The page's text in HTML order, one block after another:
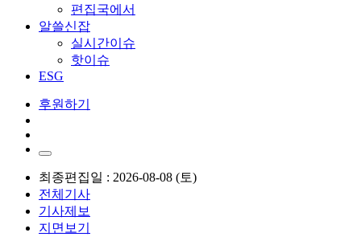
편집국에서
알쓸신잡
실시간이슈
핫이슈
ESG
후원하기
최종편집일 : 2026-08-08 (토)
전체기사
기사제보
지면보기